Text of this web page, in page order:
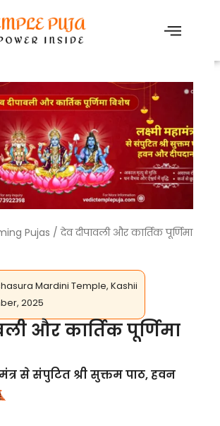
Pujas / देव दीपावली और कार्तिक पूर्णिमा
Mardini Temple, Kashii
2025
और कार्तिक पूर्णिमा
से संपुटित श्री सुक्तम पाठ, हवन